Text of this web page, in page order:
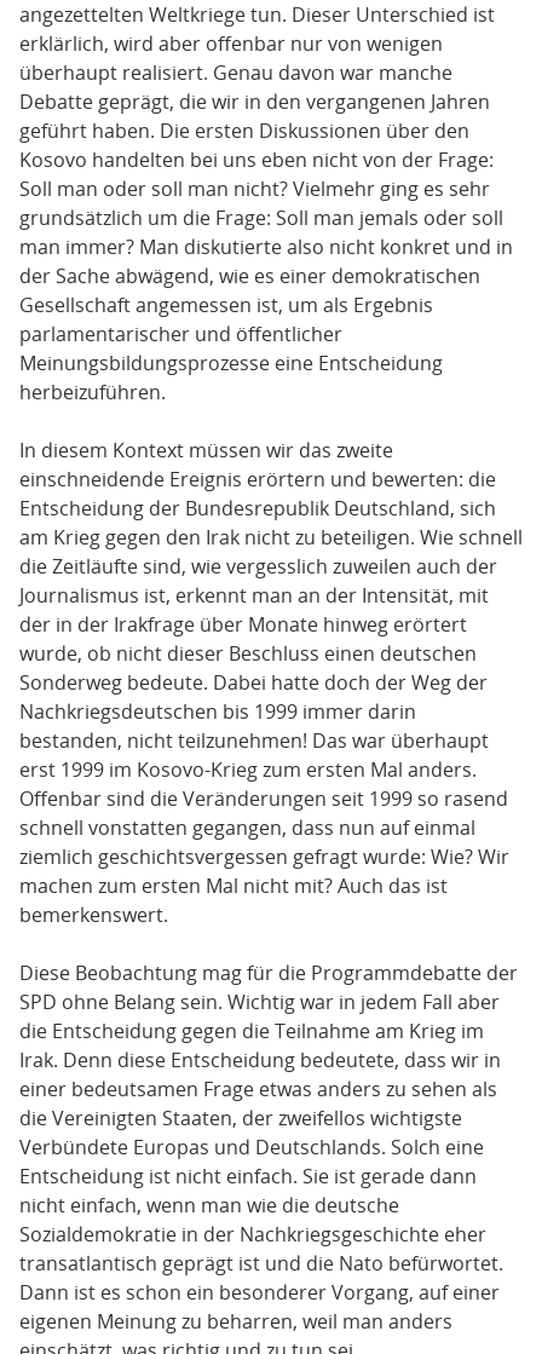
angezettelten Weltkriege tun. Dieser Unterschied ist
erklärlich, wird aber offenbar nur von wenigen
überhaupt realisiert. Genau davon war manche
Debatte geprägt, die wir in den vergangenen Jahren
geführt haben. Die ersten Diskussionen über den
Kosovo handelten bei uns eben nicht von der Frage:
Soll man oder soll man nicht? Vielmehr ging es sehr
grundsätzlich um die Frage: Soll man jemals oder soll
man immer? Man diskutierte also nicht konkret und in
der Sache abwägend, wie es einer demokratischen
Gesellschaft angemessen ist, um als Ergebnis
parlamentarischer und öffentlicher
Meinungsbildungsprozesse eine Entscheidung
herbeizuführen.
In diesem Kontext müssen wir das zweite
einschneidende Ereignis erörtern und bewerten: die
Entscheidung der Bundesrepublik Deutschland, sich
am Krieg gegen den Irak nicht zu beteiligen. Wie schnell
die Zeitläufte sind, wie vergesslich zuweilen auch der
Journalismus ist, erkennt man an der Intensität, mit
der in der Irakfrage über Monate hinweg erörtert
wurde, ob nicht dieser Beschluss einen deutschen
Sonderweg bedeute. Dabei hatte doch der Weg der
Nachkriegsdeutschen bis 1999 immer darin
bestanden, nicht teilzunehmen! Das war überhaupt
erst 1999 im Kosovo-Krieg zum ersten Mal anders.
Offenbar sind die Veränderungen seit 1999 so rasend
schnell vonstatten gegangen, dass nun auf einmal
ziemlich geschichtsvergessen gefragt wurde: Wie? Wir
machen zum ersten Mal nicht mit? Auch das ist
bemerkenswert.
Diese Beobachtung mag für die Programmdebatte der
SPD ohne Belang sein. Wichtig war in jedem Fall aber
die Entscheidung gegen die Teilnahme am Krieg im
Irak. Denn diese Entscheidung bedeutete, dass wir in
einer bedeutsamen Frage etwas anders zu sehen als
die Vereinigten Staaten, der zweifellos wichtigste
Verbündete Europas und Deutschlands. Solch eine
Entscheidung ist nicht einfach. Sie ist gerade dann
nicht einfach, wenn man wie die deutsche
Sozialdemokratie in der Nachkriegsgeschichte eher
transatlantisch geprägt ist und die Nato befürwortet.
Dann ist es schon ein besonderer Vorgang, auf einer
eigenen Meinung zu beharren, weil man anders